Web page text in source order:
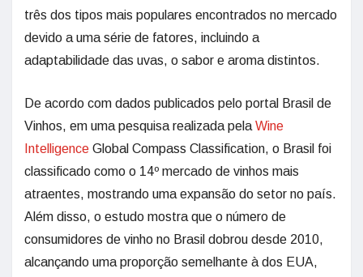
três dos tipos mais populares encontrados no mercado
devido a uma série de fatores, incluindo a
adaptabilidade das uvas, o sabor e aroma distintos.
De acordo com dados publicados pelo portal Brasil de
Vinhos, em uma pesquisa realizada pela Wine
Intelligence Global Compass Classification, o Brasil foi
classificado como o 14º mercado de vinhos mais
atraentes, mostrando uma expansão do setor no país.
Além disso, o estudo mostra que o número de
consumidores de vinho no Brasil dobrou desde 2010,
alcançando uma proporção semelhante à dos EUA,